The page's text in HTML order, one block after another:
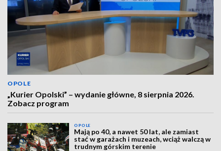
OPOLE
„Kurier Opolski” – wydanie główne, 8 sierpnia 2026.
Zobacz program
OPOLE
Mają po 40, a nawet 50 lat, ale zamiast
stać w garażach i muzeach, wciąż walczą w
trudnym górskim terenie